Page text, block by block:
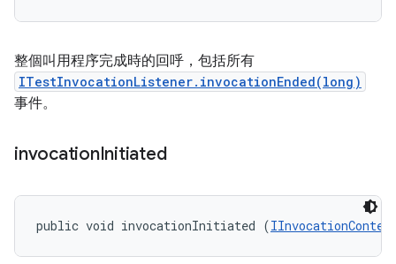
整個叫用程序完成時的回呼，包括所有
ITestInvocationListener.invocationEnded(long)
事件。
invocationInitiated
public void invocationInitiated (